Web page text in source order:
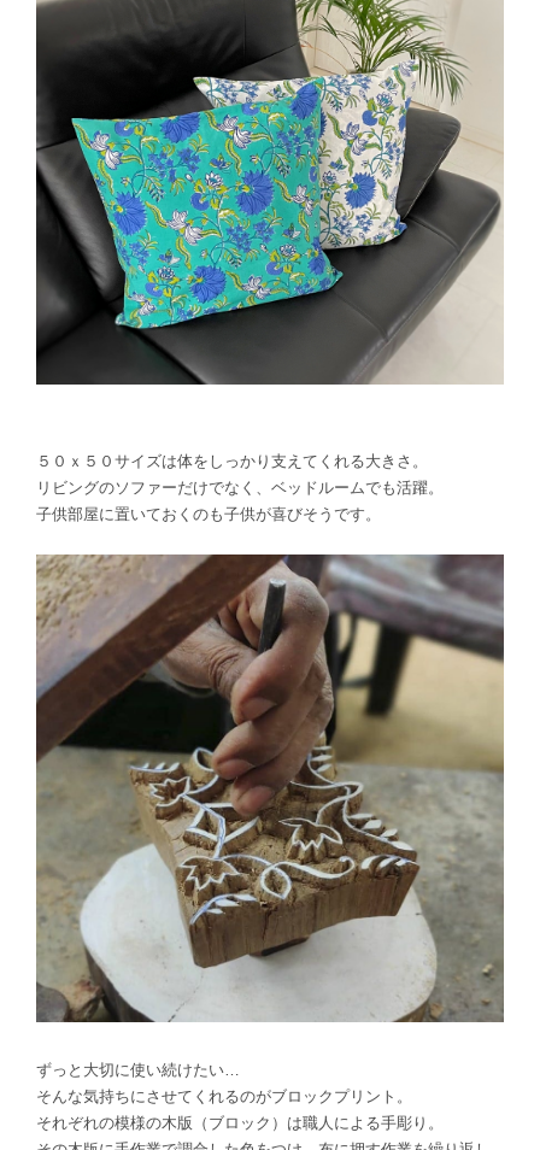
５０ｘ５０サイズは体をしっかり支えてくれる大きさ。
リビングのソファーだけでなく、ベッドルームでも活躍。
子供部屋に置いておくのも子供が喜びそうです。
ずっと大切に使い続けたい…
そんな気持ちにさせてくれるのがブロックプリント。
それぞれの模様の木版（ブロック）は職人による手彫り。